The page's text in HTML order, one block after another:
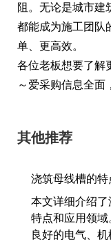
阻。无论是城市建
都能成为施工团队
单、更高效。
各位老板想要了解
～爱采购信息全面
其他推荐
浇筑母线槽的
本文详细介绍
特点和应用领
良好的电气、